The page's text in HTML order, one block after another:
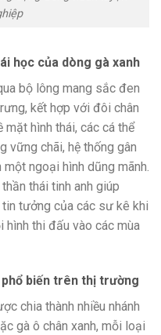
học của dòng gà xanh
bộ lông mang sắc đen
kết hợp với đôi chân
mặt hình thái, các cá thể
vững chãi, hệ thống gân
ngoại hình dũng mãnh.
thái tinh anh giúp
tưởng của các sư kê khi
hình thi đấu vào các mùa
biến trên thị trường
chia thành nhiều nhánh
gà ô chân xanh, mỗi loại